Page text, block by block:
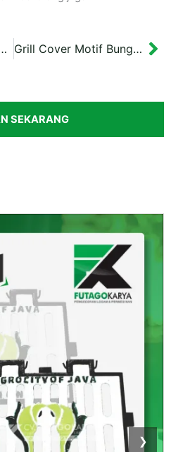
Kota Surabaya Grill Cover Motif Bunga Kota Surabaya
SEKARANG
❯